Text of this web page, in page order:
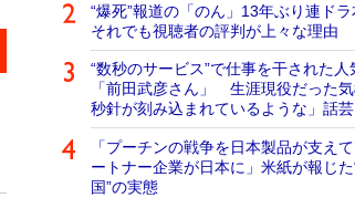
“爆死”報道の「のん」13年ぶり連ド
それでも視聴者の評判が上々な理由
“数秒のサービス”で仕事を干された人
「前田武彦さん」 生涯現役だった
秒針が刻み込まれているような」話芸
「プーチンの戦争を日本製品が支え
ートナー企業が日本に」米紙が報じた
国”の実態